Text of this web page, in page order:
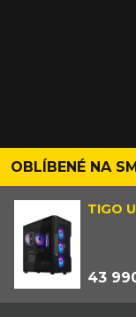
OBLÍBENÉ NA
TIGO
43